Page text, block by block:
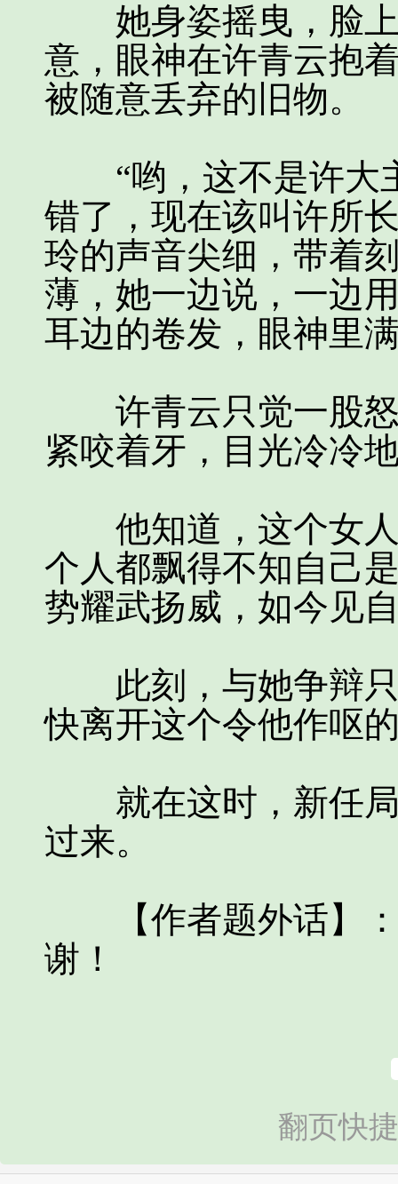
她身姿摇曳，脸上
意，眼神在许青云抱
被随意丢弃的旧物。
“哟，这不是许大
错了，现在该叫许所
玲的声音尖细，带着
薄，她一边说，一边
耳边的卷发，眼神里
许青云只觉一股怒
紧咬着牙，目光冷冷
他知道，这个女人
个人都飘得不知自己
势耀武扬威，如今见
此刻，与她争辩只
快离开这个令他作呕
就在这时，新任局
过来。
【作者题外话】：
谢！
翻页快